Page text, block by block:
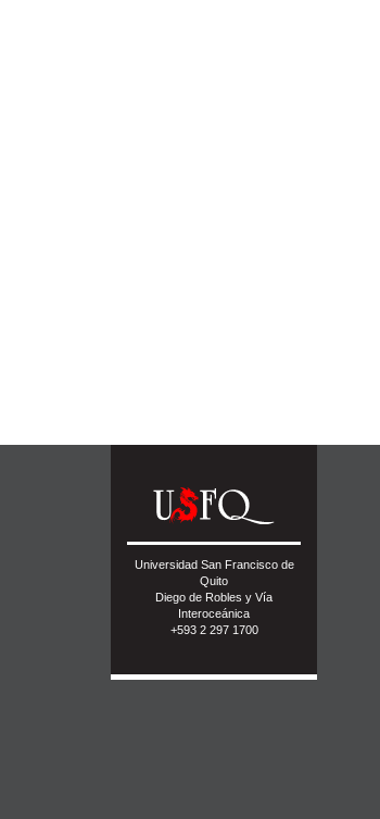
Universidad San Francisco de
Quito
Diego de Robles y Vía
Interoceánica
+593 2 297 1700